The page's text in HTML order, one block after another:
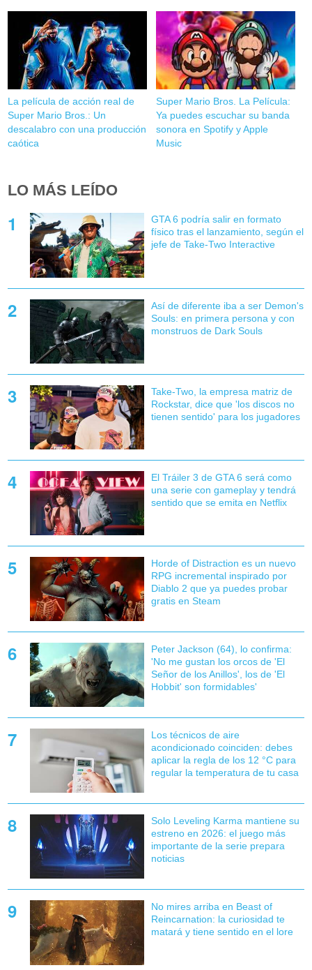
La película de acción real de
Super Mario Bros.: Un
descalabro con una producción
caótica
Super Mario Bros. La Película:
Ya puedes escuchar su banda
sonora en Spotify y Apple
Music
LO MÁS LEÍDO
GTA 6 podría salir en formato
físico tras el lanzamiento, según el
jefe de Take-Two Interactive
Así de diferente iba a ser Demon's
Souls: en primera persona y con
monstruos de Dark Souls
Take-Two, la empresa matriz de
Rockstar, dice que 'los discos no
tienen sentido' para los jugadores
El Tráiler 3 de GTA 6 será como
una serie con gameplay y tendrá
sentido que se emita en Netflix
Horde of Distraction es un nuevo
RPG incremental inspirado por
Diablo 2 que ya puedes probar
gratis en Steam
Peter Jackson (64), lo confirma:
'No me gustan los orcos de 'El
Señor de los Anillos', los de 'El
Hobbit' son formidables'
Los técnicos de aire
acondicionado coinciden: debes
aplicar la regla de los 12 °C para
regular la temperatura de tu casa
Solo Leveling Karma mantiene su
estreno en 2026: el juego más
importante de la serie prepara
noticias
No mires arriba en Beast of
Reincarnation: la curiosidad te
matará y tiene sentido en el lore